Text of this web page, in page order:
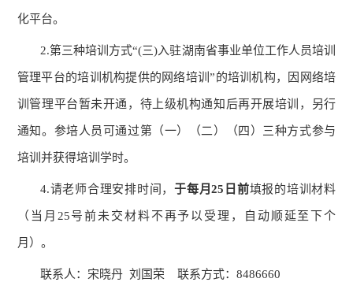
化平台。
2.第三种培训方式“(三)入驻湖南省事业单位工作人员培训
管理平台的培训机构提供的网络培训”的培训机构，因网络培
训管理平台暂未开通，待上级机构通知后再开展培训，另行
通知。参培人员可通过第（一）（二）（四）三种方式参与
培训并获得培训学时。
4.请老师合理安排时间，于每月25 日前填报的培训材料
（当月 25号前未交材料不再予以受理，自动顺延至下个
月）。
联系人： 宋晓丹 刘国荣 联系方式： 8486660